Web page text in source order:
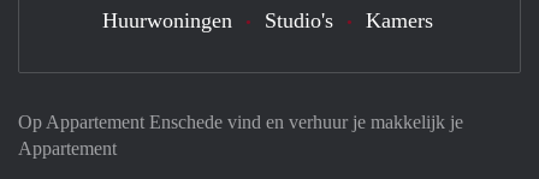
Op Appartement Enschede vind en verhuur je makkelijk je
Appartement
Huurwoningen Studio's Kamers